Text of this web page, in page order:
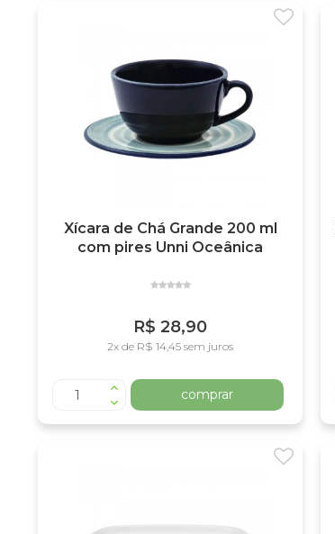
Xícara de Chá Grande 200 ml
com pires Unni Oceânica
R$ 28,90
2x de R$ 14,45 sem juros
comprar